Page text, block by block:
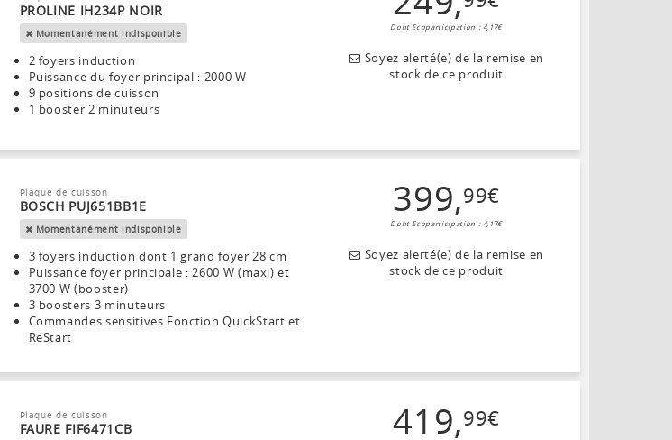
PROLINE IH234P NOIR
Momentanément indisponible
2 foyers induction
Puissance du foyer principal : 2000 W
9 positions de cuisson
1 booster 2 minuteurs
Dont Ecoparticipation : 4,17€
Soyez alerté(e) de la remise en
stock de ce produit
Plaque de cuisson
BOSCH PUJ651BB1E
Momentanément indisponible
3 foyers induction dont 1 grand foyer 28 cm
Puissance foyer principale : 2600 W (maxi) et
3700 W (booster)
3 boosters 3 minuteurs
Commandes sensitives Fonction QuickStart et
ReStart
399,99€
Dont Ecoparticipation : 4,17€
Soyez alerté(e) de la remise en
stock de ce produit
Plaque de cuisson
FAURE FIF6471CB 419,99€